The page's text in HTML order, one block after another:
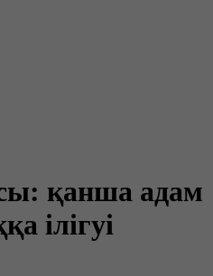
қанша адам
ілігуі